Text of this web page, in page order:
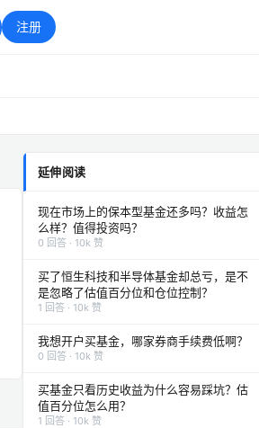
注册
延伸阅读
现在市场上的保本型基金还多吗？收益怎
么样？值得投资吗？
0 回答 · 10k 赞
买了恒生科技和半导体基金却总亏，是不
是忽略了估值百分位和仓位控制？
1 回答 · 10k 赞
我想开户买基金，哪家券商手续费低啊？
0 回答 · 10k 赞
买基金只看历史收益为什么容易踩坑？估
值百分位怎么用？
1 回答 · 10k 赞